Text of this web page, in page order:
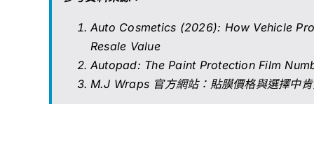
Auto Cosmetics (2026): How Vehicle
Resale Value
Autopad: The Paint Protection Film
M.J Wraps 官方網站：貼膜價格與選擇中